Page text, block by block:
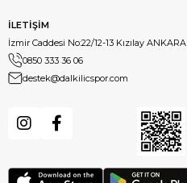
İLETİŞİM
İzmir Caddesi No:22/12-13 Kızılay ANKARA
0850 333 36 06
destek@dalkilicspor.com